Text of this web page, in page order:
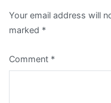
Your email address will
marked *
Comment *